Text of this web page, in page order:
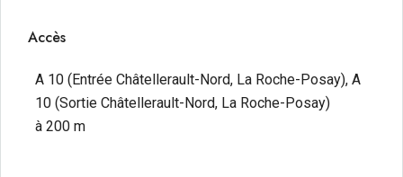
Accès
A 10 (Entrée Châtellerault-Nord, La Roche-Posay), A
10 (Sortie Châtellerault-Nord, La Roche-Posay)
à 200 m